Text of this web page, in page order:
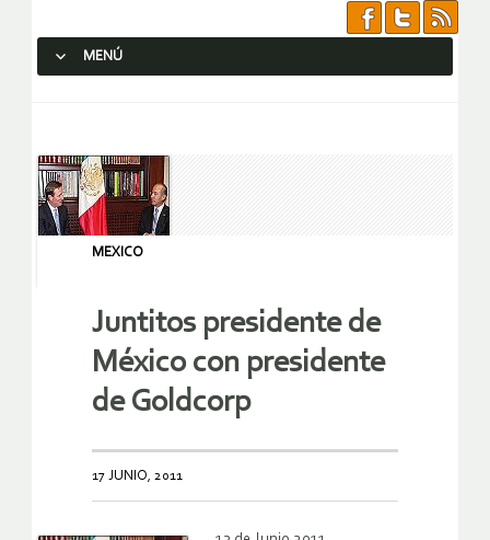
MENÚ
MEXICO
Juntitos presidente de
México con presidente
de Goldcorp
17 JUNIO, 2011